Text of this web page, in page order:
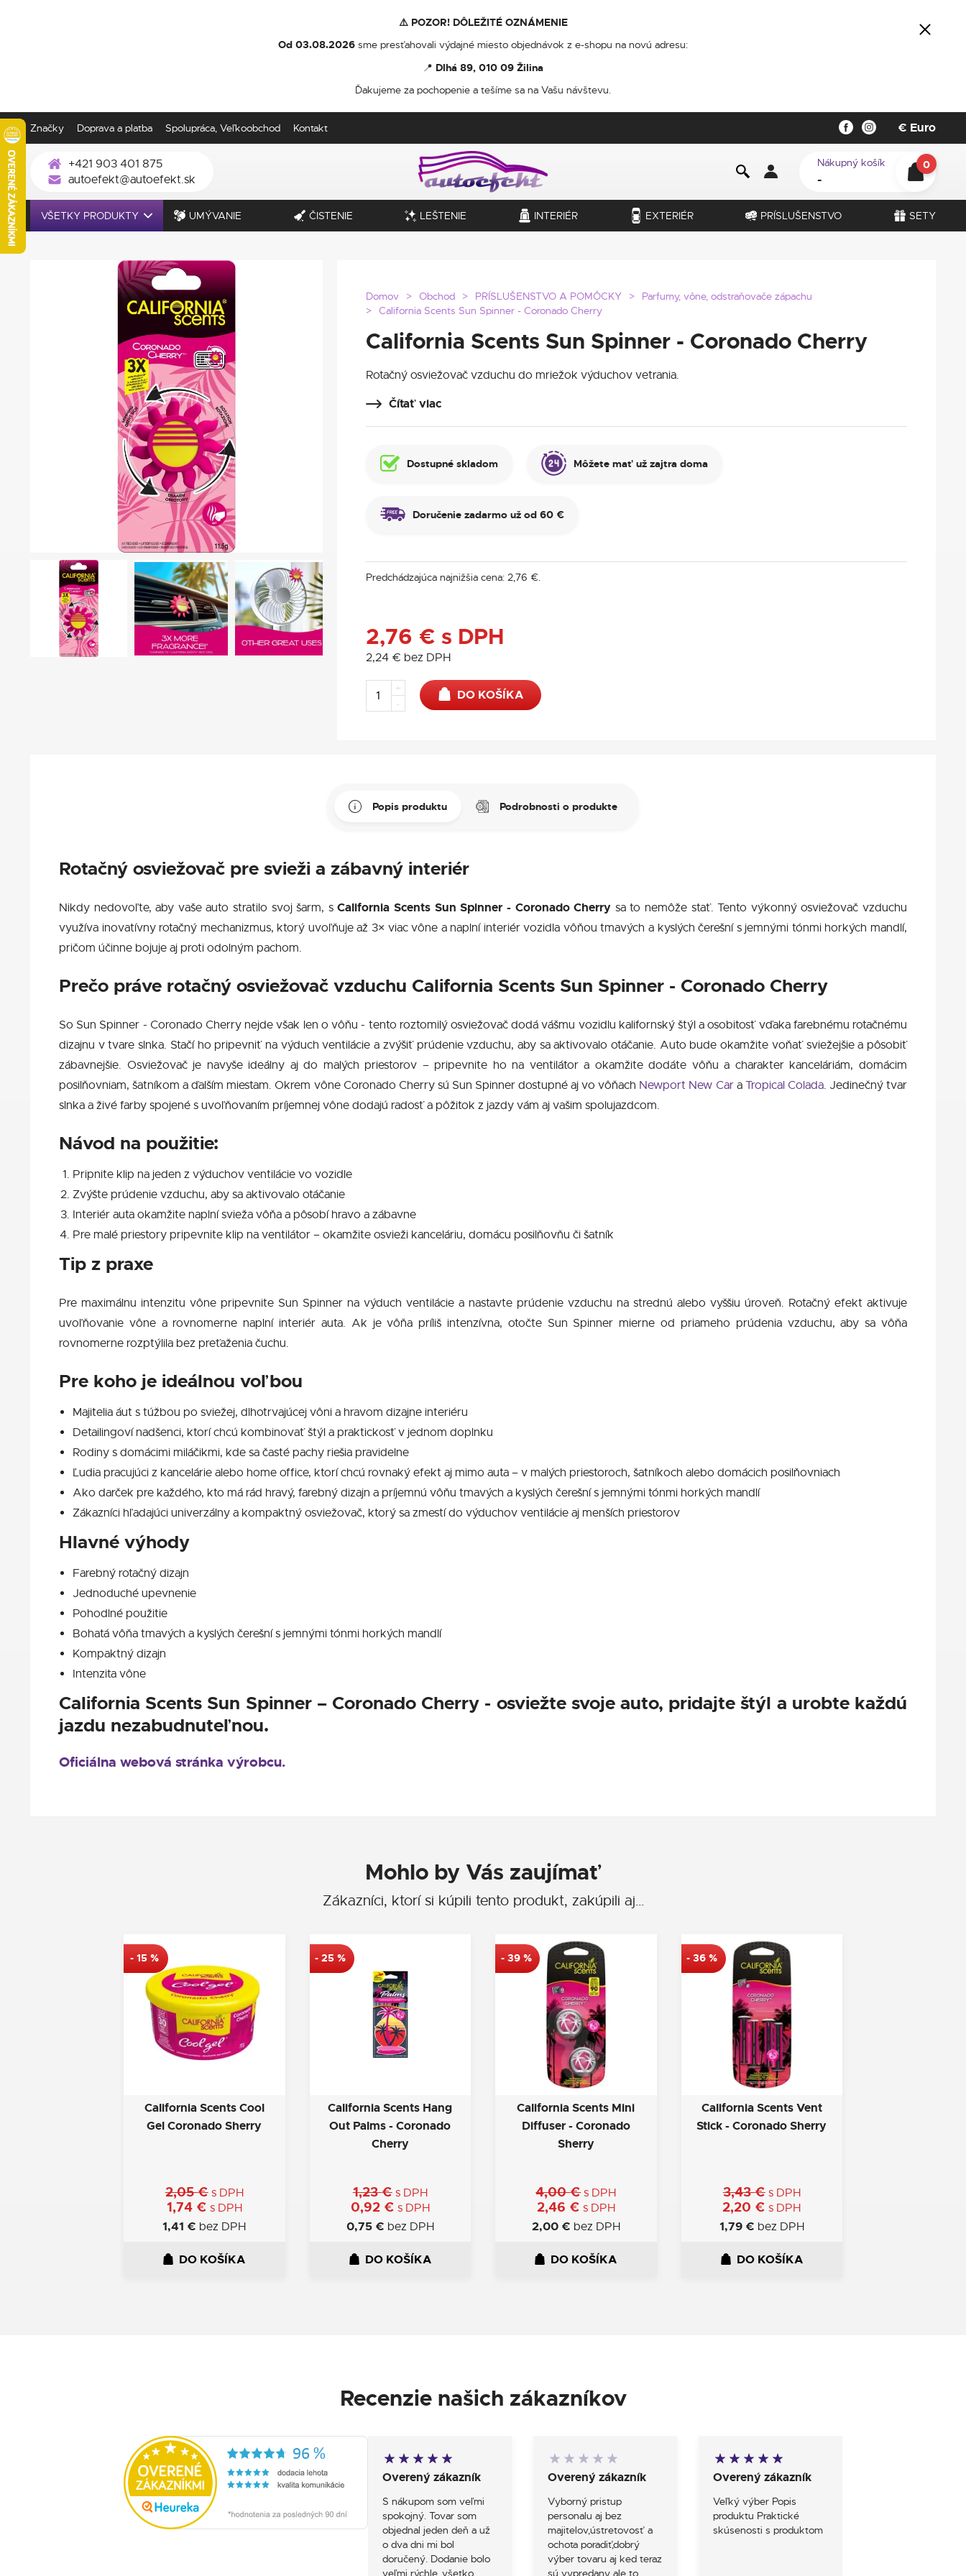
⚠️ POZOR! DÔLEŽITÉ OZNÁMENIE
Od 03.08.2026 sme presťahovali výdajné miesto objednávok z e-shopu na novú adresu:
📍 Dlhá 89, 010 09 Žilina
Ďakujeme za pochopenie a tešíme sa na Vašu návštevu.
Značky Doprava a platba Spolupráca, Veľkoobchod Kontakt € Euro
+421 903 401 875
autoefekt@autoefekt.sk
0
Nákupný košík
-
VŠETKY PRODUKTY UMÝVANIE ČISTENIE LEŠTENIE INTERIÉR EXTERIÉR PRÍSLUŠENSTVO SETY
Domov Obchod PRÍSLUŠENSTVO A POMÔCKY
Parfumy, vône, odstraňovače zápachu
California Scents Sun Spinner - Coronado Cherry
California Scents Sun Spinner - Coronado Cherry
Rotačný osviežovač vzduchu do mriežok výduchov vetrania.
Čítať viac
Dostupné skladom Môžete mať už zajtra doma
Doručenie zadarmo už od 60 €
Predchádzajúca najnižšia cena: 2,76 €.
2,76 € s DPH
2,24 € bez DPH
+
-
DO KOŠÍKA
Popis produktu Podrobnosti o produkte
Rotačný osviežovač pre svieži a zábavný interiér
Nikdy nedovoľte, aby vaše auto stratilo svoj šarm, sCalifornia Scents Sun Spinner - Coronado Cherry sa to nemôže stať. Tento výkonný osviežovač vzduchu
využíva inovatívny rotačný mechanizmus, ktorý uvoľňuje až 3× viac vône a naplní interiér vozidla vôňou tmavých a kyslých čerešní s jemnými tónmi horkých mandlí,
pričom účinne bojuje aj proti odolným pachom.
Prečo práve rotačný osviežovač vzduchu California Scents Sun Spinner - Coronado Cherry
So Sun Spinner - Coronado Cherry nejde však len o vôňu - tento roztomilý osviežovač dodá vášmu vozidlu kalifornský štýl a osobitosť vďaka farebnému rotačnému
dizajnu v tvare slnka. Stačí ho pripevniť na výduch ventilácie a zvýšiť prúdenie vzduchu, aby sa aktivovalo otáčanie. Auto bude okamžite voňať sviežejšie a pôsobiť
zábavnejšie. Osviežovač je navyše ideálny aj do malých priestorov – pripevnite ho na ventilátor a okamžite dodáte vôňu a charakter kanceláriám, domácim
posilňovniam, šatníkom a ďalším miestam. Okrem vône Coronado Cherry sú Sun Spinner dostupné aj vo vôňach Newport New Cara Tropical Colada. Jedinečný tvar
slnka a živé farby spojené s uvoľňovaním príjemnej vône dodajú radosť a pôžitok z jazdy vám aj vašim spolujazdcom.
Návod na použitie:
Pripnite klip na jeden z výduchov ventilácie vo vozidle
Zvýšte prúdenie vzduchu, aby sa aktivovalo otáčanie
Interiér auta okamžite naplní svieža vôňa a pôsobí hravo a zábavne
Pre malé priestory pripevnite klip na ventilátor – okamžite osvieži kanceláriu, domácu posilňovňu či šatník
Tip z praxe
Pre maximálnu intenzitu vône pripevnite Sun Spinner na výduch ventilácie a nastavte prúdenie vzduchu na strednú alebo vyššiu úroveň. Rotačný efekt aktivuje
uvoľňovanie vône a rovnomerne naplní interiér auta. Ak je vôňa príliš intenzívna, otočte Sun Spinner mierne od priameho prúdenia vzduchu, aby sa vôňa
rovnomerne rozptýlila bez preťaženia čuchu.
Pre koho je ideálnou voľbou
Majitelia áut s túžbou po sviežej, dlhotrvajúcej vôni a hravom dizajne interiéru
Detailingoví nadšenci, ktorí chcú kombinovať štýl a praktickosť v jednom doplnku
Rodiny s domácimi miláčikmi, kde sa časté pachy riešia pravidelne
Ľudia pracujúci z kancelárie alebo home office, ktorí chcú rovnaký efekt aj mimo auta – v malých priestoroch, šatníkoch alebo domácich posilňovniach
Ako darček pre každého, kto má rád hravý, farebný dizajn a príjemnú vôňu tmavých a kyslých čerešní s jemnými tónmi horkých mandlí
Zákazníci hľadajúci univerzálny a kompaktný osviežovač, ktorý sa zmestí do výduchov ventilácie aj menších priestorov
Hlavné výhody
Farebný rotačný dizajn
Jednoduché upevnenie
Pohodlné použitie
Bohatá vôňa tmavých a kyslých čerešní s jemnými tónmi horkých mandlí
Kompaktný dizajn
Intenzita vône
California Scents Sun Spinner – Coronado Cherry - osviežte svoje auto, pridajte štýl a urobte každú
jazdu nezabudnuteľnou.
Oficiálna webová stránka výrobcu.
Mohlo by Vás zaujímať
Zákazníci, ktorí si kúpili tento produkt, zakúpili aj…
- 15 %
California Scents Cool
Gel Coronado Sherry
2,05€ s DPH
1,74 € s DPH
1,41 € bez DPH
DO KOŠÍKA
- 25 %
California Scents Hang
Out Palms - Coronado
Cherry
1,23€ s DPH
0,92 € s DPH
0,75 € bez DPH
DO KOŠÍKA
- 39%
California Scents Mini
Diffuser - Coronado
Sherry
4,00€ s DPH
2,46 € s DPH
2,00 € bez DPH
DO KOŠÍKA
- 36 %
California Scents Vent
Stick - Coronado Sherry
3,43€ s DPH
2,20 € s DPH
1,79 € bez DPH
DO KOŠÍKA
Recenzie našich zákazníkov
Overený zákazník
S nákupom som veľmi
spokojný. Tovar som
objednal jeden deň a už
o dva dni mi bol
doručený. Dodanie bolo
veľmi rýchle, všetko
Overený zákazník
Vyborný pristup
personalu aj bez
majitelov,ústretovosť a
ochota poradiť,dobrý
výber tovaru aj ked teraz
sú vypredany ale to
Overený zákazník
Veľký výber Popis
produktu Praktické
skúsenosti s produktom